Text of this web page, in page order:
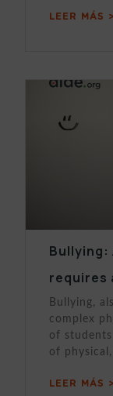
LEER MÁS
Bullying:
requires
Bullying,
complex
of
of
LEER MÁS